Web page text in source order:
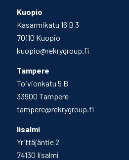
Kuopio
Kasarmikatu 16 B 3
70110 Kuopio
kuopio@rekrygroup.fi
Tampere
Toivionkatu 5 B
33900 Tampere
tampere@rekrygroup.fi
Iisalmi
Yrittäjäntie 2
74130 Iisalmi